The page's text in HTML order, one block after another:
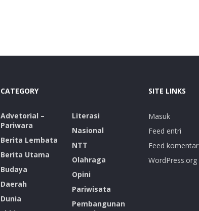
CATEGORY
Advetorial –
Pariwara
Berita Lembata
Berita Utama
Budaya
Daerah
Dunia
Literasi
Nasional
NTT
Olahraga
Opini
Pariwisata
Pembangunan
SITE LINKS
Masuk
Feed entri
Feed komentar
WordPress.org